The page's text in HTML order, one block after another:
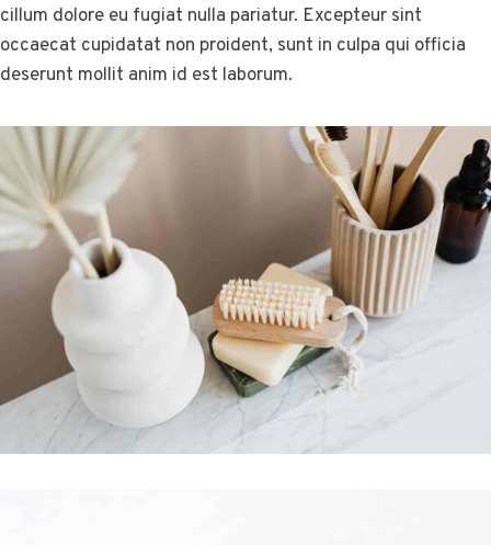
cillum dolore eu fugiat nulla pariatur. Excepteur sint
occaecat cupidatat non proident, sunt in culpa qui officia
deserunt mollit anim id est laborum.